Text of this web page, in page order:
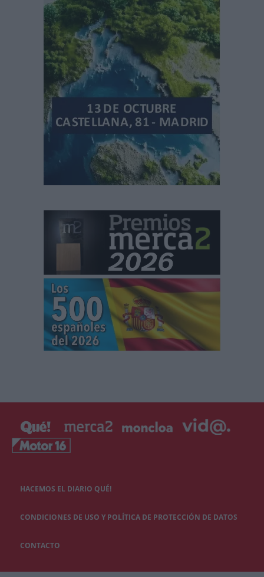
HACEMOS EL DIARIO QUÉ!
CONDICIONES DE USO Y POLÍTICA DE PROTECCIÓN DE DATOS
CONTACTO